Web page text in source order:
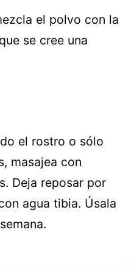
el polvo con la
se cree una
el rostro o sólo
masajea con
Deja reposar por
agua tibia. Úsala